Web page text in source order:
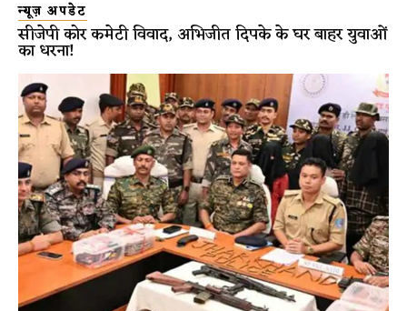
न्यूज़ अपडेट
सीजेपी कोर कमेटी विवाद, अभिजीत दिपके के घर बाहर युवाओं
का धरना!